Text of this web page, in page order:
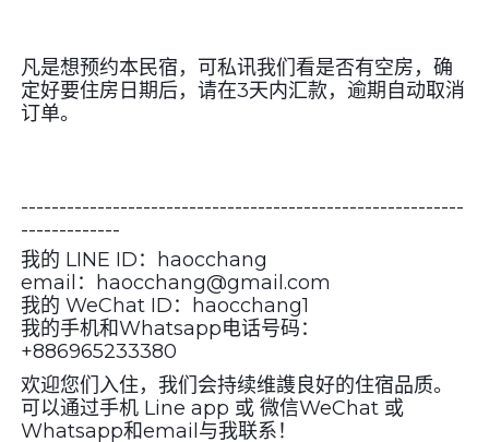
凡是想预约本民宿，可私讯我们看是否有空房，确
定好要住房日期后，请在3天内汇款，逾期自动取消
订单。
----------------------------------------------------------
-------------
我的 LINE ID：haocchang
email：haocchang@gmail.com
我的 WeChat ID：haocchang1
我的手机和Whatsapp电话号码：
+886965233380
欢迎您们入住，我们会持续维謢良好的住宿品质。
可以通过手机 Line app 或 微信WeChat 或
Whatsapp和email与我联系！